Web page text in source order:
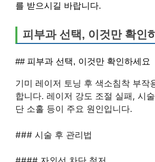
를 받으시길 바랍니다.
피부과 선택, 이것만 확인
## 피부과 선택, 이것만 확인하세요
기미 레이저 토닝 후 색소침착 부작
합니다. 레이저 강도 조절 실패, 시
단 소홀 등이 주요 원인입니다.
### 시술 후 관리법